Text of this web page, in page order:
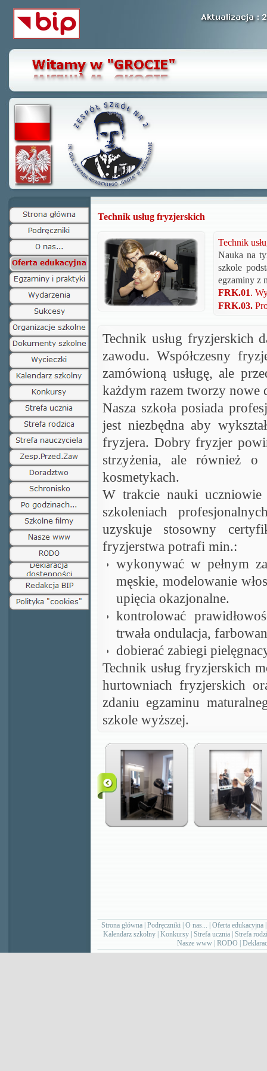
Technik usług fryzjerskich
Technik
Nauka na
szkole
egzaminy z
FRK.01.
FRK.03.
Technik usług fryzjerskich
zawodu. Współczesny
zamówioną usługę, ale
każdym razem tworzy nowe
Nasza szkoła posiada
jest niezbędna aby
fryzjera. Dobry fryzjer
strzyżenia, ale również
kosmetykach.
W trakcie nauki uczniowie
szkoleniach
uzyskuje stosowny
fryzjerstwa potrafi min.:
wykonywać w pełnym
męskie, modelowanie
upięcia okazjonalne.
kontrolować
trwała ondulacja,
dobierać zabiegi
Technik usług fryzjerskich
hurtowniach fryzjerskich
zdaniu egzaminu
szkole wyższej.
Strona główna Podręczniki O nas... Oferta edukacyjna
Kalendarz szkolny Konkursy Strefa ucznia Strefa
Nasze www RODO